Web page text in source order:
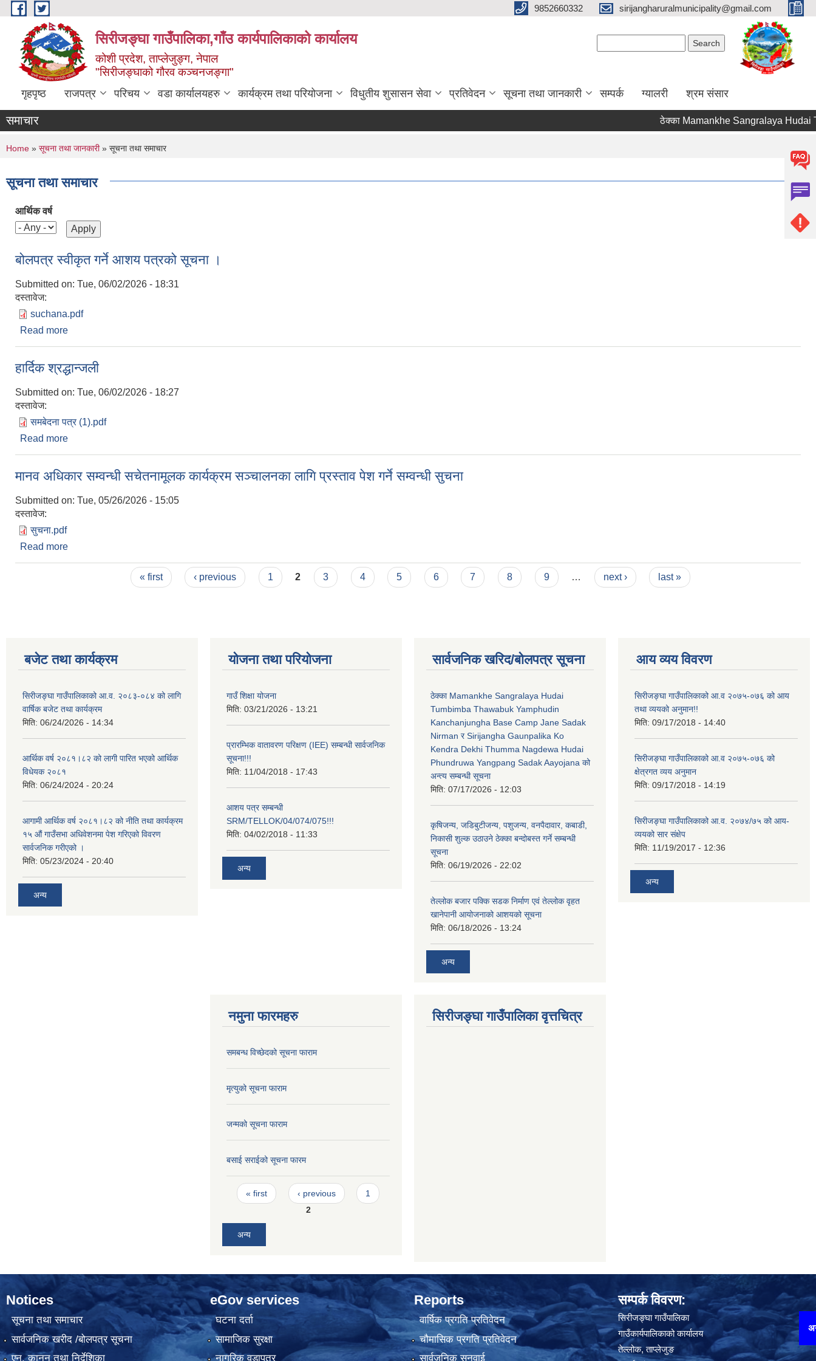
Skip to main content 9852660332 sirijangharuralmunicipality@gmail.com
सिरीजङ्घा गाउँपालिका,गाँउ कार्यपालिकाको कार्यालय
कोशी प्रदेश, ताप्लेजुङ्ग, नेपाल
"सिरीजङ्घाको गौरव कञ्चनजङ्गा"
गृहपृष्ठ राजपत्र परिचय वडा कार्यालयहरु कार्यक्रम तथा परियोजना विधुतीय शुसासन सेवा प्रतिवेदन सूचना तथा जानकारी सम्पर्क ग्यालरी श्रम संसार
समाचार ठेक्का Mamankhe Sangralaya Hudai
You are here
Home » सूचना तथा जानकारी» सूचना तथा समाचार
सूचना तथा समाचार
आर्थिक वर्ष
बोलपत्र स्वीकृत गर्ने आशय पत्रको सूचना ।
Submitted on: Tue, 06/02/2026 - 18:31
दस्तावेज:
suchana.pdf
Read more
हार्दिक श्रद्धान्जली
Submitted on: Tue, 06/02/2026 - 18:27
दस्तावेज:
समबेदना पत्र (1).pdf
Read more
मानव अधिकार सम्वन्धी सचेतनामूलक कार्यक्रम सञ्चालनका लागि प्रस्ताव पेश गर्ने सम्वन्धी सुचना
Submitted on: Tue, 05/26/2026 - 15:05
दस्तावेज:
सुचना.pdf
Read more
« first ‹ previous 1 2 3 4 5 6 7 8 9 … next › last »
बजेट तथा कार्यक्रम
सिरीजङ्घा गाउँपालिकाको आ.व. २०८३-०८४ को लागि
वार्षिक बजेट तथा कार्यक्रम
मिति: 06/24/2026 - 14:34
आर्थिक वर्ष २०८१।८२ को लागी पारित भएको आर्थिक
विधेयक २०८१
मिति: 06/24/2024 - 20:24
आगामी आर्थिक वर्ष २०८१।८२ को नीति तथा कार्यक्रम
१५ औं गाउँसभा अधिवेशनमा पेश गरिएको विवरण
सार्वजनिक गरीएको ।
मिति: 05/23/2024 - 20:40
अन्य
योजना तथा परियोजना
गाउँ शिक्षा योजना
मिति: 03/21/2026 - 13:21
प्रारम्भिक वातावरण परिक्षण (IEE) सम्बन्धी सार्वजनिक
सूचना!!!
मिति: 11/04/2018 - 17:43
आशय पत्र सम्बन्धी
SRM/TELLOK/04/074/075!!!
मिति: 04/02/2018 - 11:33
अन्य
सार्वजनिक खरिद/बोलपत्र सूचना
ठेक्का Mamankhe Sangralaya Hudai
Tumbimba Thawabuk Yamphudin
Kanchanjungha Base Camp Jane Sadak
Nirman र Sirijangha Gaunpalika Ko
Kendra Dekhi Thumma Nagdewa Hudai
Phundruwa Yangpang Sadak Aayojana को
अन्त्य सम्बन्धी सूचना
मिति: 07/17/2026 - 12:03
कृषिजन्य, जडिबुटीजन्य, पशुजन्य, वनपैदावार, कबाडी,
निकासी शुल्क उठाउने ठेक्का बन्दोबस्त गर्ने सम्बन्धी
सूचना
मिति: 06/19/2026 - 22:02
तेल्लोक बजार पक्कि सडक निर्माण एवं तेल्लोक वृहत
खानेपानी आयोजनाको आशयको सूचना
मिति: 06/18/2026 - 13:24
अन्य
आय व्यय विवरण
सिरीजङ्घा गाउँपालिकाको आ.व २०७५-०७६ को आय
तथा व्ययको अनुमान!!
मिति: 09/17/2018 - 14:40
सिरीजङ्घा गाउँपालिकाको आ.व २०७५-०७६ को
क्षेत्रगत व्यय अनुमान
मिति: 09/17/2018 - 14:19
सिरीजङ्घा गाउँपालिकाको आ.व. २०७४/७५ को आय-
व्ययको सार संक्षेप
मिति: 11/19/2017 - 12:36
अन्य
नमुना फारमहरु
समबन्ध विच्छेदको सूचना फाराम
मृत्युको सूचना फाराम
जन्मको सूचना फाराम
बसाई सराईको सूचना फारम
Pages
« first ‹ previous
1
2
अन्य
सिरीजङ्घा गाउँपालिका वृत्तचित्र
अनलाइन घटना दर्ता गर्न यहाँ
Notices
सूचना तथा समाचार
सार्वजनिक खरीद /बोलपत्र सूचना
एन, कानुन तथा निर्देशिका
eGov services
घटना दर्ता
सामाजिक सुरक्षा
नागरिक वडापत्र
Reports
वार्षिक प्रगति प्रतिवेदन
चौमासिक प्रगति प्रतिवेदन
सार्वजनिक सुनुवाई
सम्पर्क विवरण:
सिरीजङ्घा गाउँपालिका
गाउँकार्यपालिकाको कार्यालय
तेल्लोक, ताप्लेजुङ